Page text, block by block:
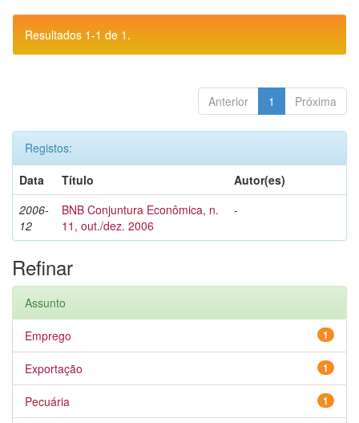
Resultados 1-1 de 1.
Anterior 1 Próxima
Registos:
Data
Título
Autor(es)
2006-
12
BNB Conjuntura Econômica, n.
11, out./dez. 2006
-
Refinar
Assunto
1
Emprego
1
Exportação
1
Pecuária